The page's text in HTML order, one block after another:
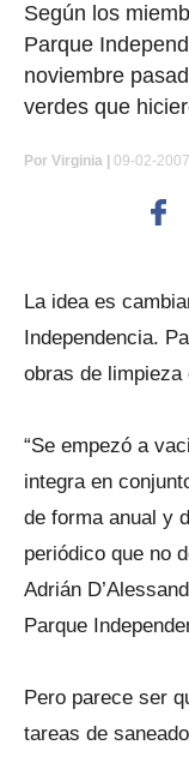
Según los
Parque
noviembre
verdes que
Por Virginia | 09-02-
La idea es
Independencia.
obras de limpieza
“Se empezó a
integra en
de forma anual y
periódico que no
Adrián
Parque
Pero parece ser
tareas de